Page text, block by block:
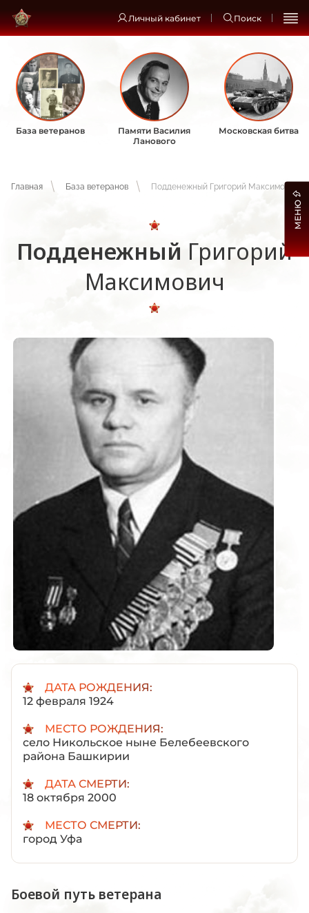
Личный кабинет Поиск
База ветеранов
Памяти Василия
Ланового
Московская битва
Главная База ветеранов Подденежный Григорий Максимович
Подденежный Григорий
Максимович
ДАТА РОЖДЕНИЯ:
12 февраля 1924
МЕСТО РОЖДЕНИЯ:
село Никольское ныне Белебеевского
района Башкирии
ДАТА СМЕРТИ:
18 октября 2000
МЕСТО СМЕРТИ:
город Уфа
Боевой путь ветерана
МЕНЮ